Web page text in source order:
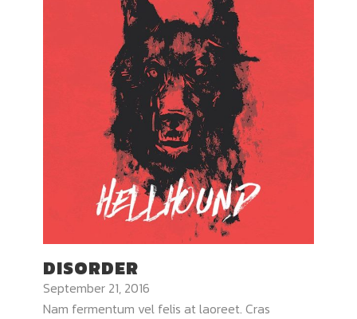
DISORDER
September 21, 2016
Nam fermentum vel felis at laoreet. Cras